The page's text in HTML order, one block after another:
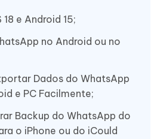
e Android 15;
no Android ou no
Dados do WhatsApp
e PC Facilmente;
Backup do WhatsApp do
o iPhone ou do iCould